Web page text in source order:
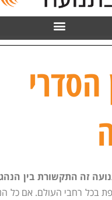
הסדרי
זה התקשורת בין
בכל רחבי העולם. אם כל